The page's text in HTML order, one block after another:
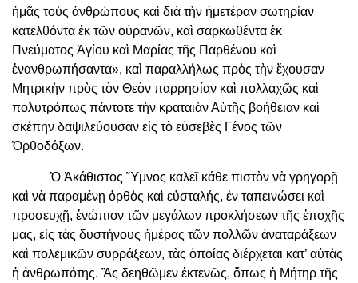
ἡμᾶς τοὺς ἀνθρώπους καὶ διὰ τὴν ἡμετέραν σωτηρίαν
κατελθόντα ἐκ τῶν οὐρανῶν, καὶ σαρκωθέντα ἐκ
Πνεύματος Ἁγίου καὶ Μαρίας τῆς Παρθένου καὶ
ἐνανθρωπήσαντα», καὶ παραλλήλως πρὸς τὴν ἔχουσαν
Μητρικὴν πρὸς τὸν Θεὸν παρρησίαν καὶ πολλαχῶς καὶ
πολυτρόπως πάντοτε τὴν κραταιὰν Αὐτῆς βοήθειαν καὶ
σκέπην δαψιλεύουσαν εἰς τὸ εὐσεβὲς Γένος τῶν
Ὀρθοδόξων.
Ὁ Ἀκάθιστος Ὕμνος καλεῖ κάθε πιστὸν νὰ γρηγορῇ
καὶ νὰ παραμένῃ ὀρθὸς καὶ εὐσταλής, ἐν ταπεινώσει καὶ
προσευχῇ, ἐνώπιον τῶν μεγάλων προκλήσεων τῆς ἐποχῆς
μας, εἰς τὰς δυστήνους ἡμέρας τῶν πολλῶν ἀναταράξεων
καὶ πολεμικῶν συρράξεων, τὰς ὁποίας διέρχεται κατ’ αὐτὰς
ἡ ἀνθρωπότης. Ἂς δεηθῶμεν ἐκτενῶς, ὅπως ἡ Μήτηρ τῆς